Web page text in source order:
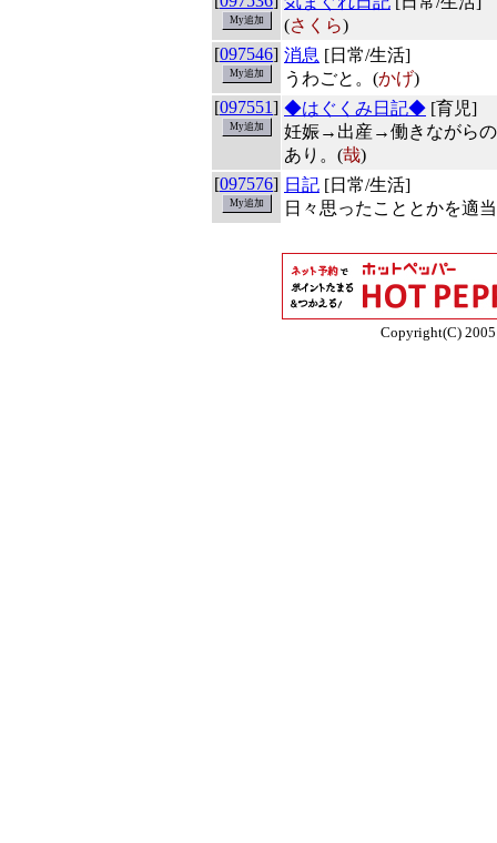
(さくら)
[097546] 消息 [日常/生活]
うわごと。(かげ)
[097551] ◆はぐくみ日記◆ [育児]
妊娠→出産→働きながらの
あり。(哉)
[097576] 日記 [日常/生活]
日々思ったこととかを適
Copyright(C)